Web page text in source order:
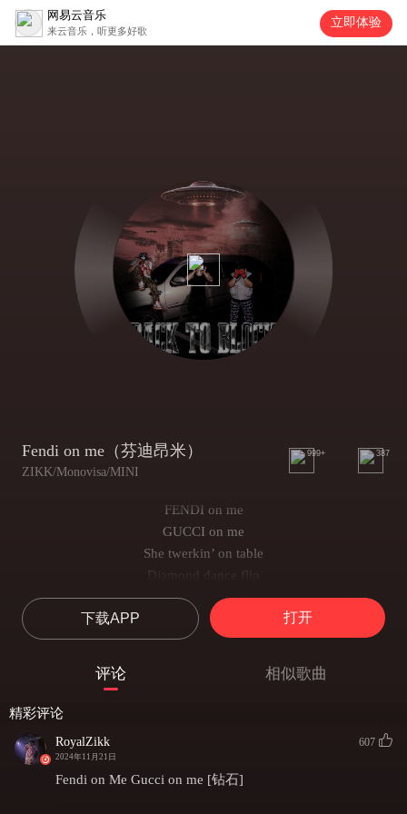
网易云音乐
来云音乐，听更多好歌
立即体验
Fendi on me（芬迪昂米）
ZIKK/Monovisa/MINI
999+ 387
FENDI on me
GUCCI on me
She twerkin’ on table
Diamond dance flip
宝贝我给了个眼神她就开始舔起
他们在我们仨面前占不到便宜
FENDI on me
ZIKK
下载APP 打开
评论 相似歌曲
精彩评论
RoyalZikk
2024年11月21日
607
Fendi on Me Gucci on me [钻石]